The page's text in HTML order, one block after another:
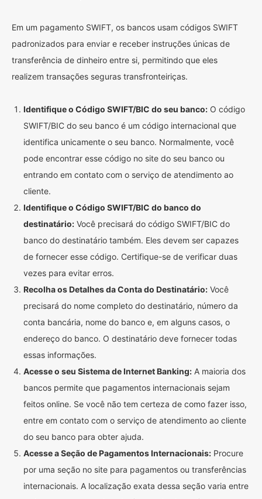
Em um pagamento SWIFT, os bancos usam códigos SWIFT
padronizados para enviar e receber instruções únicas de
transferência de dinheiro entre si, permitindo que eles
realizem transações seguras transfronteiriças.
Identifique o Código SWIFT/BIC do seu banco: O código
SWIFT/BIC do seu banco é um código internacional que
identifica unicamente o seu banco. Normalmente, você
pode encontrar esse código no site do seu banco ou
entrando em contato com o serviço de atendimento ao
cliente.
Identifique o Código SWIFT/BIC do banco do
destinatário: Você precisará do código SWIFT/BIC do
banco do destinatário também. Eles devem ser capazes
de fornecer esse código. Certifique-se de verificar duas
vezes para evitar erros.
Recolha os Detalhes da Conta do Destinatário: Você
precisará do nome completo do destinatário, número da
conta bancária, nome do banco e, em alguns casos, o
endereço do banco. O destinatário deve fornecer todas
essas informações.
Acesse o seu Sistema de Internet Banking: A maioria dos
bancos permite que pagamentos internacionais sejam
feitos online. Se você não tem certeza de como fazer isso,
entre em contato com o serviço de atendimento ao cliente
do seu banco para obter ajuda.
Acesse a Seção de Pagamentos Internacionais: Procure
por uma seção no site para pagamentos ou transferências
internacionais. A localização exata dessa seção varia entre